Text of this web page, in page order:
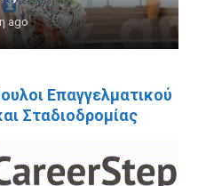
ago
Επαγγελματικού
Σταδιοδρομίας